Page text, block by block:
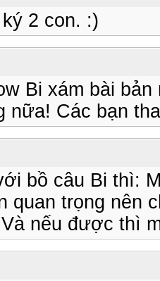
2 con. :)
Bi xám bài
nữa! Các bạn
bồ câu Bi thì:
quan trọng nên
nếu được thì